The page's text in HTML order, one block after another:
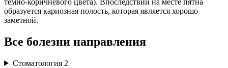
темно-коричневого цвета). Впоследствии на месте пятна
образуется кариозная полость, которая является хорошо
заметной.
Все болезни направления
Стоматология 2